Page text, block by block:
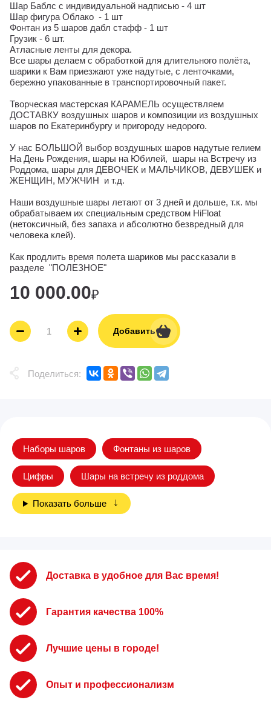
Шар Баблс с индивидуальной надписью - 4 шт
Шар фигура Облако - 1 шт
Фонтан из 5 шаров дабл стафф - 1 шт
Грузик - 6 шт.
Атласные ленты для декора.
Все шары делаем с обработкой для длительного полёта,
шарики к Вам приезжают уже надутые, с ленточками,
бережно упакованные в транспортировочный пакет.
Творческая мастерская КАРАМЕЛЬ осуществляем
ДОСТАВКУ воздушных шаров и композиции из воздушных
шаров по Екатеринбургу и пригороду недорого.
У нас БОЛЬШОЙ выбор воздушных шаров надутые гелием
На День Рождения, шары на Юбилей, шары на Встречу из
Роддома, шары для ДЕВОЧЕК и МАЛЬЧИКОВ, ДЕВУШЕК и
ЖЕНЩИН, МУЖЧИН и т.д.
Наши воздушные шары летают от 3 дней и дольше, т.к. мы
обрабатываем их специальным средством HiFloat
(нетоксичный, без запаха и абсолютно безвредный для
человека клей).
Как продлить время полета шариков мы рассказали в
разделе "ПОЛЕЗНОЕ"
10 000.00₽
Добавить
Поделиться:
Наборы шаров Фонтаны из шаров
Цифры Шары на встречу из роддома
Показать больше
Доставка в удобное для Вас время!
Гарантия качества 100%
Лучшие цены в городе!
Опыт и профессионализм